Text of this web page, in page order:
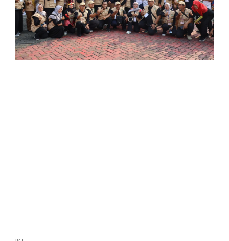
Nusantara
Megapolitan
Hukum